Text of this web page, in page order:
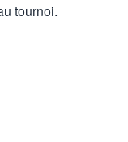
tournoi.